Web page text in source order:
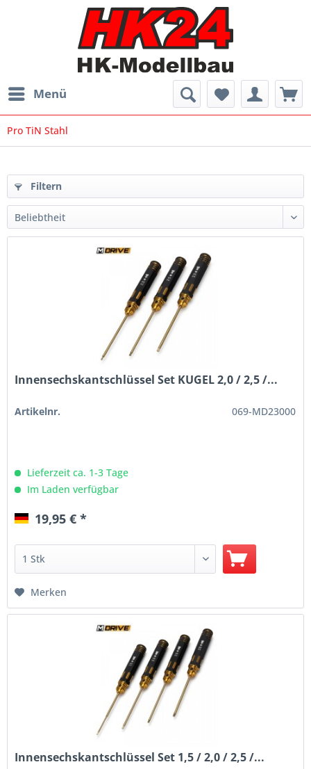
Menü
Pro TiN Stahl
Filtern
Innensechskantschlüssel Set KUGEL 2,0 / 2,5 /...
Artikelnr. 069-MD23000
Lieferzeit ca. 1-3 Tage
Im Laden verfügbar
19,95 € *
Merken
Innensechskantschlüssel Set 1,5 / 2,0 / 2,5 /...